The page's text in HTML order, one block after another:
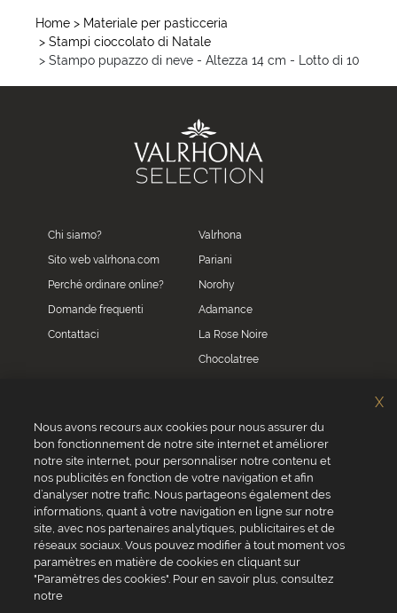
Home > Materiale per pasticceria
> Stampi cioccolato di Natale
> Stampo pupazzo di neve - Altezza 14 cm - Lotto di 10
Chi siamo?
Sito web valrhona.com
Perché ordinare online?
Domande frequenti
Contattaci
Valrhona
Pariani
Norohy
Adamance
La Rose Noire
Chocolatree
Servizio clienti
0039 02 82 94 01 46
Da lunedì a venerdì dalle 8.30 alle 17.30
VALRHONA SAS - 12 Avenue PRESIDENT ROOSEVELT 26600 TAIN
Nous avons recours aux cookies pour nous assurer du
bon fonctionnement de notre site internet et améliorer
notre site internet, pour personnaliser notre contenu et
nos publicités en fonction de votre navigation et afin
d’analyser notre trafic. Nous partageons également des
informations, quant à votre navigation en ligne sur notre
site, avec nos partenaires analytiques, publicitaires et de
réseaux sociaux. Vous pouvez modifier à tout moment vos
paramètres en matière de cookies en cliquant sur
"Paramètres des cookies". Pour en savoir plus, consultez
notre
X